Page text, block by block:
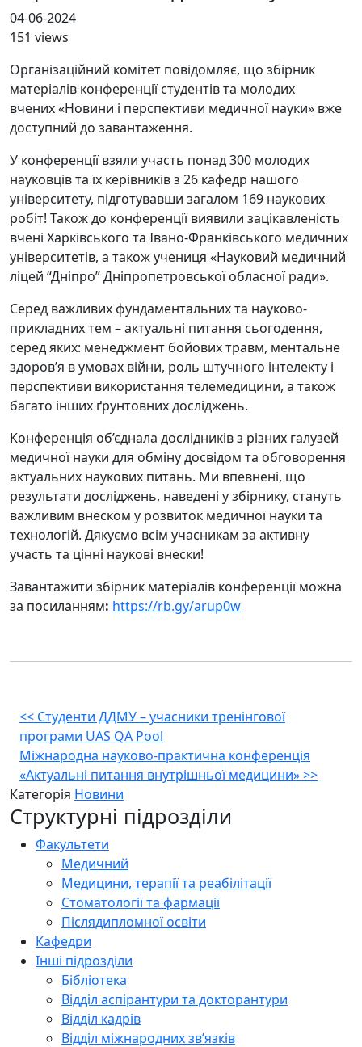
04-06-2024
151 views
Організаційний комітет повідомляє, що збірник
матеріалів конференції студентів та молодих
вчених «Новини і перспективи медичної науки» вже
доступний до завантаження.
У конференції взяли участь понад 300 молодих
науковців та їх керівників з 26 кафедр нашого
університету, підготувавши загалом 169 наукових
робіт! Також до конференції виявили зацікавленість
вчені Харківського та Івано-Франківського медичних
університетів, а також учениця «Науковий медичний
ліцей “Дніпро” Дніпропетровської обласної ради».
Серед важливих фундаментальних та науково-
прикладних тем – актуальні питання сьогодення,
серед яких: менеджмент бойових травм, ментальне
здоров’я в умовах війни, роль штучного інтелекту і
перспективи використання телемедицини, а також
багато інших ґрунтовних досліджень.
Конференція об’єднала дослідників з різних галузей
медичної науки для обміну досвідом та обговорення
актуальних наукових питань. Ми впевнені, що
результати досліджень, наведені у збірнику, стануть
важливим внеском у розвиток медичної науки та
технологій. Дякуємо всім учасникам за активну
участь та цінні наукові внески!
Завантажити збірник матеріалів конференції можна
за посиланням: https://rb.gy/arup0w
Навігація
записів
<< Студенти ДДМУ – учасники тренінгової
програми UAS QA Pool
Міжнародна науково-практична конференція
«Актуальні питання внутрішньої медицини»>>
Категорія Новини
Структурні підрозділи
Факультети
Медичний
Медицини, терапії та реабілітації
Стоматології та фармації
Післядипломної освіти
Кафедри
Інші підрозділи
Бібліотека
Відділ аспірантури та докторантури
Відділ кадрів
Відділ міжнародних зв’язків